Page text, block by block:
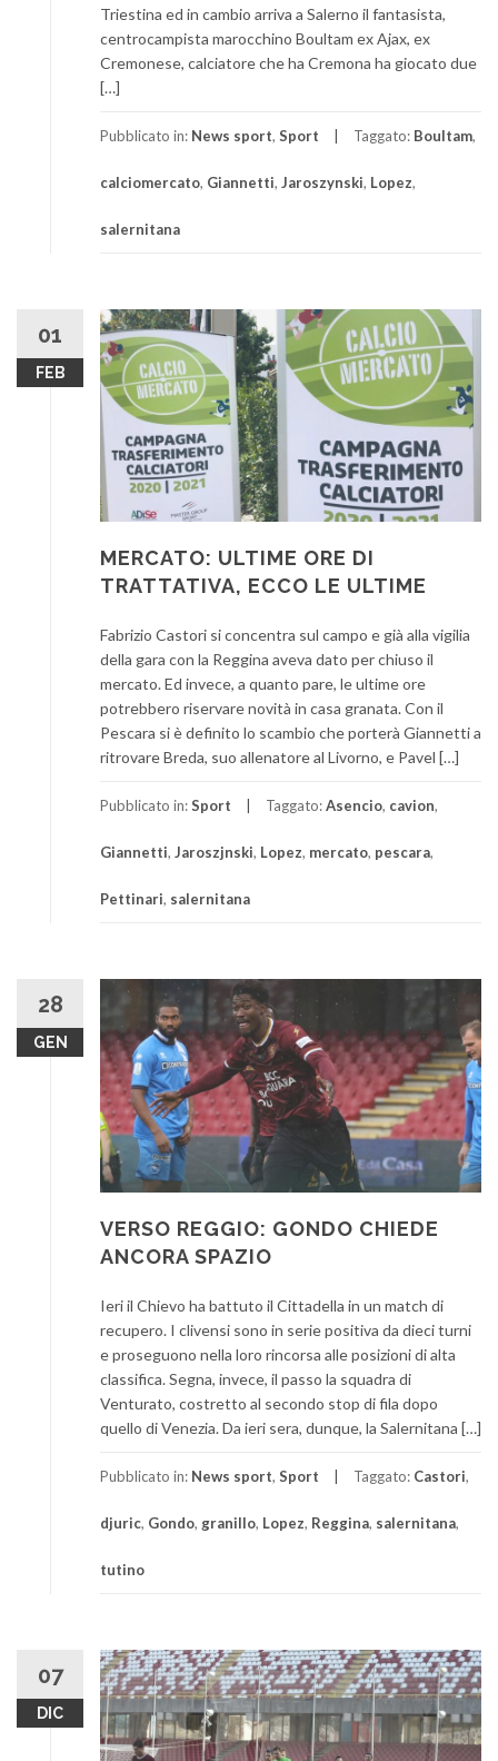
Triestina ed in cambio arriva a Salerno il fantasista,
centrocampista marocchino Boultam ex Ajax, ex
Cremonese, calciatore che ha Cremona ha giocato due
[…]
Pubblicato in: News sport, Sport Taggato: Boultam,
calciomercato, Giannetti, Jaroszynski, Lopez,
salernitana
01
FEB
MERCATO: ULTIME ORE DI
TRATTATIVA, ECCO LE ULTIME
Fabrizio Castori si concentra sul campo e già alla vigilia
della gara con la Reggina aveva dato per chiuso il
mercato. Ed invece, a quanto pare, le ultime ore
potrebbero riservare novità in casa granata. Con il
Pescara si è definito lo scambio che porterà Giannetti a
ritrovare Breda, suo allenatore al Livorno, e Pavel […]
Pubblicato in:Sport Taggato:Asencio, cavion,
Giannetti, Jaroszjnski, Lopez, mercato, pescara,
Pettinari, salernitana
28
GEN
VERSO REGGIO: GONDO CHIEDE
ANCORA SPAZIO
Ieri il Chievo ha battuto il Cittadella in un match di
recupero. I clivensi sono in serie positiva da dieci turni
e proseguono nella loro rincorsa alle posizioni di alta
classifica. Segna, invece, il passo la squadra di
Venturato, costretto al secondo stop di fila dopo
quello di Venezia. Da ieri sera, dunque, la Salernitana […]
Pubblicato in: News sport, Sport Taggato: Castori,
djuric, Gondo, granillo, Lopez, Reggina, salernitana,
tutino
07
DIC